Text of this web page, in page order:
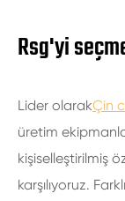
Rsg'yi
Lider olarakÇin
üretim
kişiselleştirilmiş
karşılıyoruz.